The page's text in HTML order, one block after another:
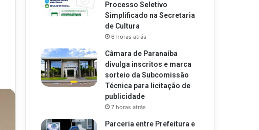
Processo Seletivo
Simplificado na Secretaria
de Cultura
6 horas atrás
Câmara de Paranaíba
divulga inscritos e marca
sorteio da Subcomissão
Técnica para licitação de
publicidade
7 horas atrás
Parceria entre Prefeitura e